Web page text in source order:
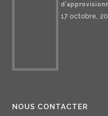
17 octobre,
NOUS CONTACTER